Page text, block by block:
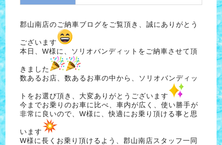
郡山南店のご納車ブログをご覧頂き、誠にありがとう
ございます
本日、W様に、ソリオバンディットをご納車させて頂
きました
数あるお店、数あるお車の中から、ソリオバンディッ
トをお選び頂き、大変ありがとうございます
今までお乗りのお車に比べ、車内が広く、使い勝手が
非常に良いので、W様に、快適にお乗り頂ける事と思
います
W様に長くお乗り頂けるよう、郡山南店スタッフ一同